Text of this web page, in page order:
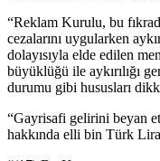
“Reklam Kurulu, bu
cezalarını uygularken
dolayısıyla elde edilen
büyüklüğü ile aykırılığı
durumu gibi hususları
“Gayrisafi gelirini beyan
hakkında elli bin Türk